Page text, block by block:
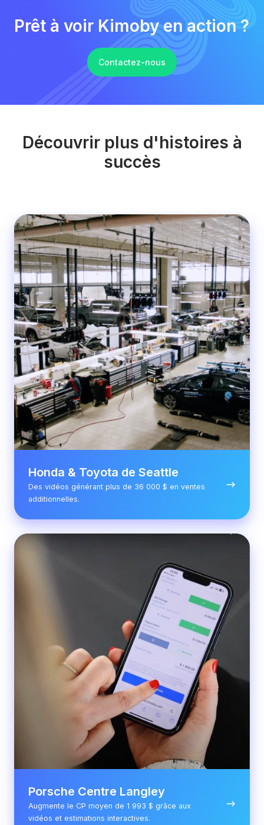
Prêt à voir Kimoby en action ?
Contactez-nous
Découvrir plus d'histoires à
succès
Honda & Toyota de Seattle
Des vidéos générant plus de 36 000 $ en ventes
additionnelles.
Honda
&
Toyota
de
Seattle
Porsche Centre Langley
Augmente le CP moyen de 1 993 $ grâce aux
vidéos et estimations interactives.
Porsche